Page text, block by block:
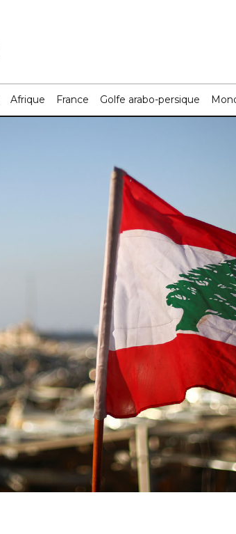
Afrique France Golfe arabo-persique